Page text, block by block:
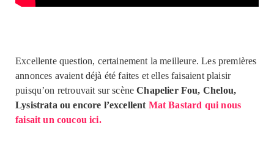
Excellente question, certainement la meilleure. Les premières
annonces avaient déjà été faites et elles faisaient plaisir
puisqu’on retrouvait sur scèneChapelier Fou, Chelou,
Lysistrata ou encore l’excellent Mat Bastard qui nous
faisait un coucou ici.